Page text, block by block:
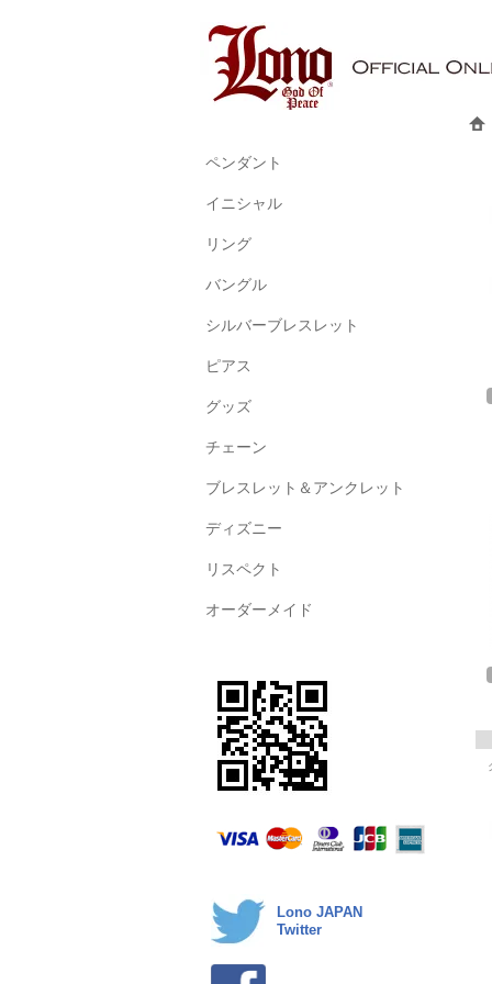
ペンダント
イニシャル
リング
バングル
シルバーブレスレット
ピアス
グッズ
チェーン
ブレスレット＆アンクレット
ディズニー
リスペクト
オーダーメイド
Lono JAPAN
Twitter